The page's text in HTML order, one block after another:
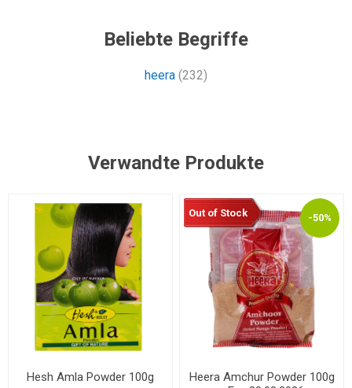
Beliebte Begriffe
heera (232)
Verwandte Produkte
Hesh Amla Powder 100g
-50%
Out of Stock
Heera Amchur Powder 100g